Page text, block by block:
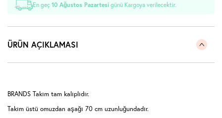
En geç10 Ağustos Pazartesi günü Kargoya verilecektir.
ÜRÜN AÇIKLAMASI
BRANDS Takım tam kalıplıdır.
Takım üstü omuzdan aşağı 70 cm uzunluğundadır.